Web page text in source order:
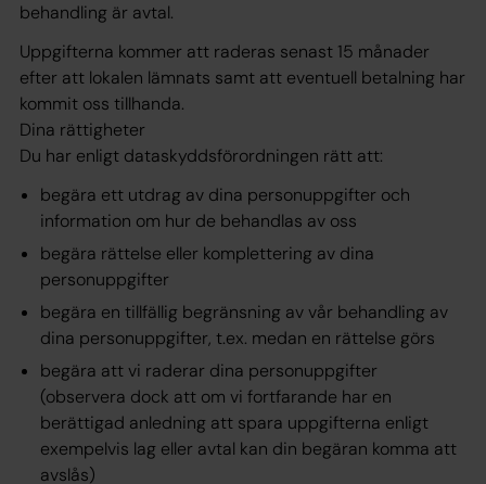
behandling är avtal.
Uppgifterna kommer att raderas senast 15 månader
efter att lokalen lämnats samt att eventuell betalning har
kommit oss tillhanda.
Dina rättigheter
Du har enligt dataskyddsförordningen rätt att:
begära ett utdrag av dina personuppgifter och
information om hur de behandlas av oss
begära rättelse eller komplettering av dina
personuppgifter
begära en tillfällig begränsning av vår behandling av
dina personuppgifter, t.ex. medan en rättelse görs
begära att vi raderar dina personuppgifter
(observera dock att om vi fortfarande har en
berättigad anledning att spara uppgifterna enligt
exempelvis lag eller avtal kan din begäran komma att
avslås)